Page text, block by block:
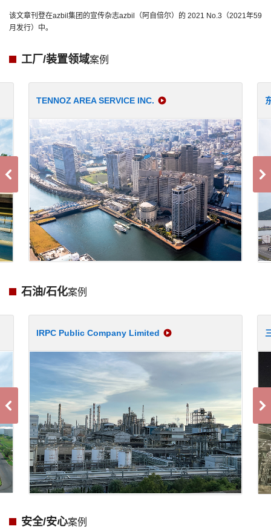
该文章刊登在azbil集团的宣传杂志azbil（阿自倍尔）的 2021 No.3（2021年59
月发行）中。
工厂/装置领域案例
TENNOZ AREA SERVICE INC.
石油/石化案例
IRPC Public Company Limited
安全/安心案例